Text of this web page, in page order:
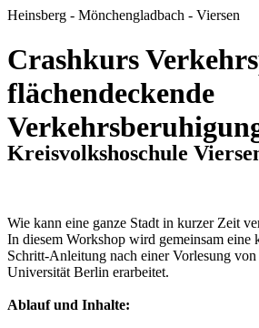
Heinsberg - Mönchengladbach - Viersen
Crashkurs
flächendeckende
Kreisvolkshoschule
Wie kann eine ganze Stadt in kurzer Zeit
In diesem Workshop wird gemeinsam eine
Schritt-Anleitung nach einer Vorlesung von
Universität Berlin erarbeitet.
Ablauf und Inhalte: